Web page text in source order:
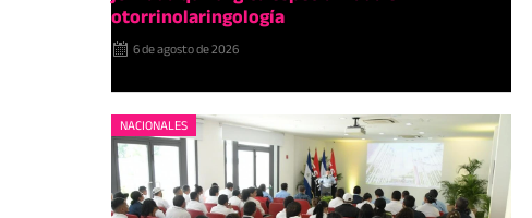
otorrinolaringología
6 de agosto de 2026
NACIONALES